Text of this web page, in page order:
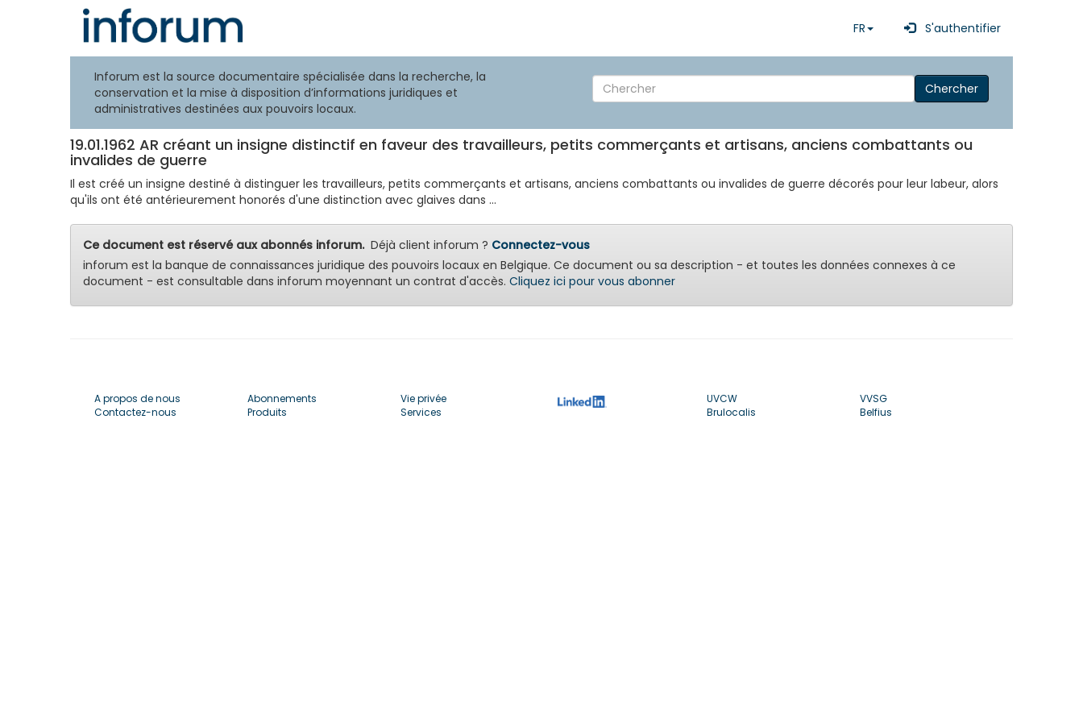
FR S'authentifier
Inforum est la source documentaire spécialisée dans la recherche, la
conservation et la mise à disposition d’informations juridiques et
administratives destinées aux pouvoirs locaux.
Chercher
19.01.1962 AR créant un insigne distinctif en faveur des travailleurs, petits commerçants et artisans, anciens combattants ou
invalides de guerre
Il est créé un insigne destiné à distinguer les travailleurs, petits commerçants et artisans, anciens combattants ou invalides de guerre décorés pour leur labeur, alors
qu'ils ont été antérieurement honorés d'une distinction avec glaives dans ...
Ce document est réservé aux abonnés inforum.Déjà client inforum ? Connectez-vous
inforum est la banque de connaissances juridique des pouvoirs locaux en Belgique. Ce document ou sa description - et toutes les données connexes à ce
document - est consultable dans inforum moyennant un contrat d'accès. Cliquez ici pour vous abonner
A propos de nous
Contactez-nous
Abonnements
Produits
Vie privée
Services
UVCW
Brulocalis
VVSG
Belfius